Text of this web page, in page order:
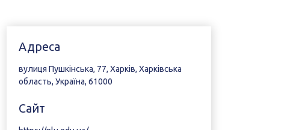
Адреса
вулиця Пушкінська, 77, Харків, Харківська
область, Україна, 61000
Сайт